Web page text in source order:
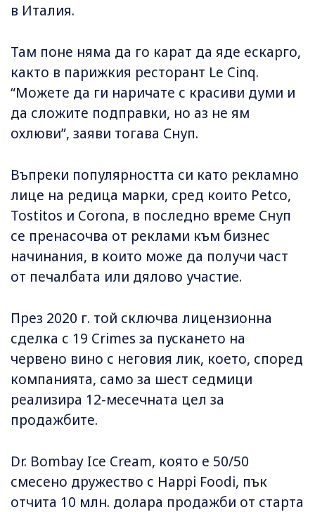
в Италия.
Там поне няма да го карат да яде ескарго,
както в парижкия ресторант Le Cinq.
“Можете да ги наричате с красиви думи и
да сложите подправки, но аз не ям
охлюви”, заяви тогава Снуп.
Въпреки популярността си като рекламно
лице на редица марки, сред които Petco,
Tostitos и Corona, в последно време Снуп
се пренасочва от реклами към бизнес
начинания, в които може да получи част
от печалбата или дялово участие.
През 2020 г. той сключва лицензионна
сделка с 19 Crimes за пускането на
червено вино с неговия лик, което, според
компанията, само за шест седмици
реализира 12-месечната цел за
продажбите.
Dr. Bombay Ice Cream, която е 50/50
смесено дружество с Happi Foodi, пък
отчита 10 млн. долара продажби от старта